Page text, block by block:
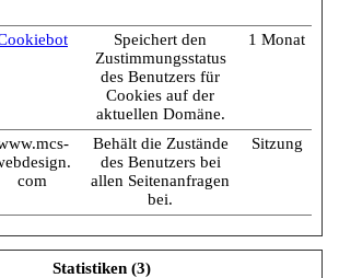
Speichert den
Zustimmungsstatus
des Benutzers für
Cookies auf der
aktuellen Domäne.
1 Monat
com
Behält die Zustände
des Benutzers bei
allen Seitenanfragen
bei.
Sitzung
Statistiken (3)